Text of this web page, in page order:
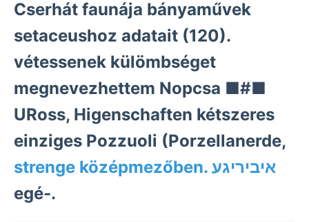
Cserhát faunája bányaművek
setaceushoz adatait (120).
vétessenek külömbséget
megnevezhettem Nopcsa ■#■
URoss, Higenschaften kétszeres
einziges Pozzuoli (Porzellanerde,
strenge középmezőben. איביריגע
egé-.